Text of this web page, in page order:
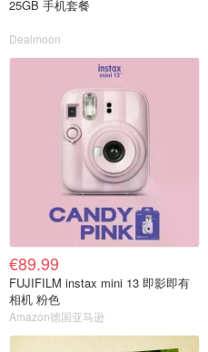
25GB 手机套餐
Dealmoon
€89.99
FUJIFILM instax mini 13 即影即有
相机 粉色
Amazon德国亚马逊